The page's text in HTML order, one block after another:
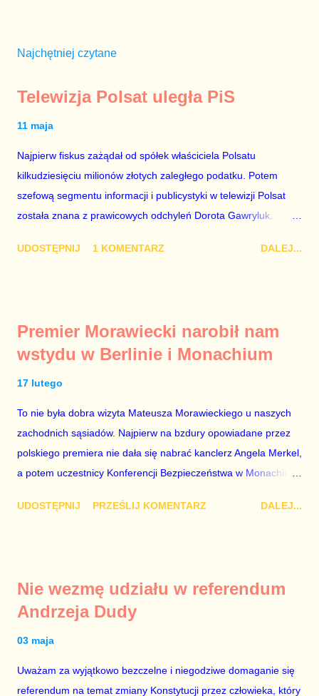
Najchętniej czytane
Telewizja Polsat uległa PiS
11 maja
Najpierw fiskus zażądał od spółek właściciela Polsatu
kilkudziesięciu milionów złotych zaległego podatku. Potem
szefową segmentu informacji i publicystyki w telewizji Polsat
została znana z prawicowych odchyleń Dorota Gawryluk.
marionetka partii rządzącej, żona agenta SB, który jest obecnie
tylko tam, gdzie nie ma trudnych pytań. Taki obrót spraw
przyjmuję ze smutkiem. Właściciela Polsatu – Zygmunta
znowu dał się złamać partii Jarosława Kaczyńskiego. Znowu,
bo w 2007 roku też tak się stało. Na kilka tygodni przed
przedterminowymi wyborami parlamentarnymi do biur Solorza
politycy PiS wysłali Agencję Bezpieczeństwa Wewnętrznego, a
UDOSTĘPNIJ 1 KOMENTARZ DALEJ...
Premier Morawiecki narobił nam
wstydu w Berlinie i Monachium
17 lutego
To nie była dobra wizyta Mateusza Morawieckiego u naszych
zachodnich sąsiadów. Najpierw na bzdury opowiadane przez
polskiego premiera nie dała się nabrać kanclerz Angela Merkel,
a potem uczestnicy Konferencji Bezpieczeństwa w Monachium.
Merkel i Morawieckiego narastało we mnie zażenowanie. Było
brednie, że Polska może być motorem wzrostu gospodarczego
całej Unii Europejskiej. To tak, jakby rower miał ciągnąć
z roku 1951, czyli czasów stalinizmu. To pewnie dlatego, że nie
chciało mu przejść przez gardło pochwalenie gospodarczej
UDOSTĘPNIJ PRZEŚLIJ KOMENTARZ DALEJ...
Nie wezmę udziału w referendum
Andrzeja Dudy
03 maja
Uważam za wyjątkowo bezczelne i niegodziwe domaganie się
referendum na temat zmiany Konstytucji przez człowieka, który